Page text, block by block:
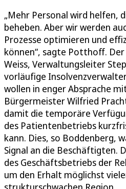
„Mehr Personal wird helfen,
beheben. Aber wir werden
Prozesse optimieren und
können“, sagte Potthoff.
Weiss, Verwaltungsleiter
vorläufige
wollen in enger Absprache
Bürgermeister Wilfried
damit die temporäre
des Patientenbetriebs
kann. Dies, so Boddenberg,
Signal an die Beschäftigten.
des Geschäftsbetriebs der
um den Erhalt möglichst